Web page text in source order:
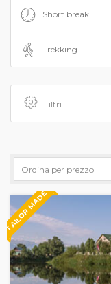
Short break
Trekking
Filtri
TAILOR MADE